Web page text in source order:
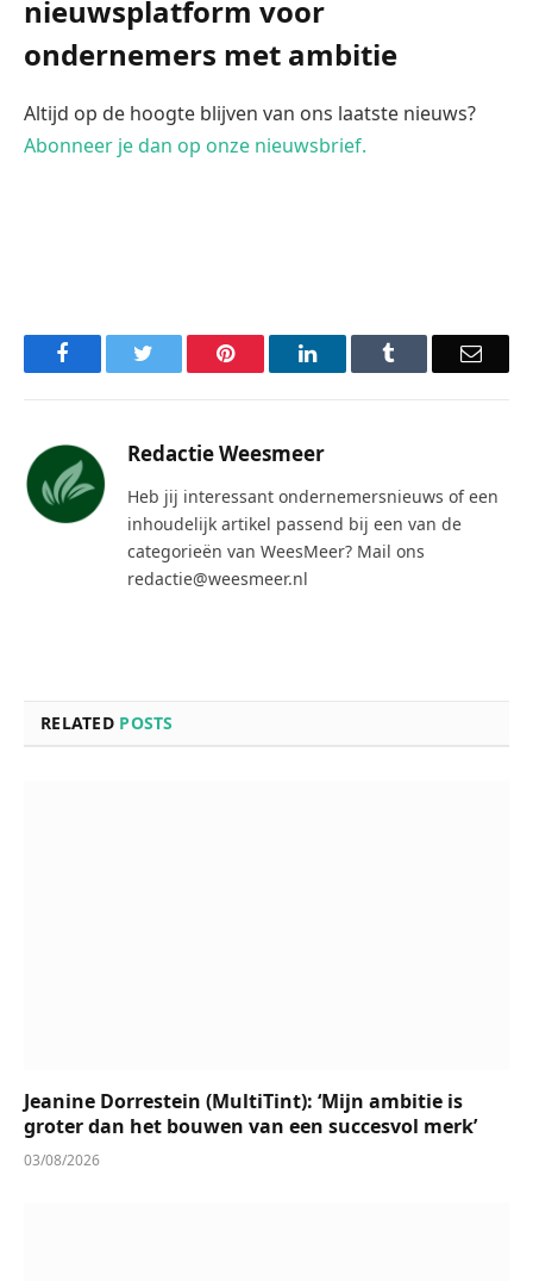
nieuwsplatform voor
ondernemers met ambitie
Altijd op de hoogte blijven van ons laatste nieuws?
Abonneer je dan op onze nieuwsbrief.
Facebook Pinterest LinkedIn Email
Redactie Weesmeer
Heb jij interessant ondernemersnieuws of een
inhoudelijk artikel passend bij een van de
categorieën van WeesMeer? Mail ons
redactie@weesmeer.nl
RELATED POSTS
Jeanine Dorrestein (MultiTint): ‘Mijn ambitie is
groter dan het bouwen van een succesvol merk’
03/08/2026